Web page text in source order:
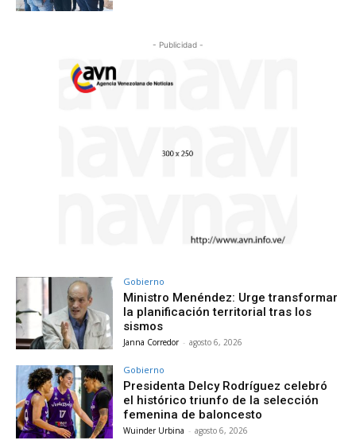
- Publicidad -
Gobierno
Ministro Menéndez: Urge transformar
la planificación territorial tras los
sismos
Janna Corredor - agosto 6, 2026
Gobierno
Presidenta Delcy Rodríguez celebró
el histórico triunfo de la selección
femenina de baloncesto
Wuinder Urbina - agosto 6, 2026